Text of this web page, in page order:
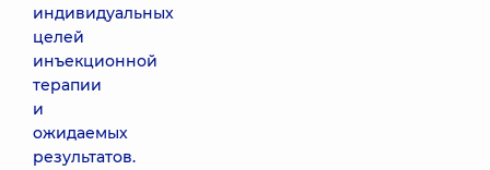
индивидуальных
целей
инъекционной
терапии
и
ожидаемых
результатов.